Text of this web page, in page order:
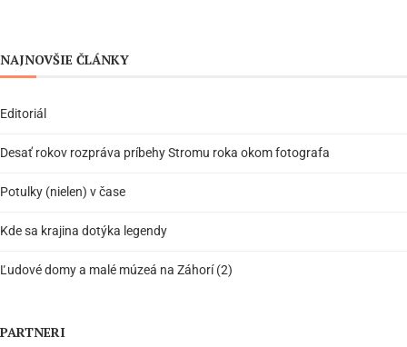
NAJNOVŠIE ČLÁNKY
Editoriál
Desať rokov rozpráva príbehy Stromu roka okom fotografa
Potulky (nielen) v čase
Kde sa krajina dotýka legendy
Ľudové domy a malé múzeá na Záhorí (2)
PARTNERI